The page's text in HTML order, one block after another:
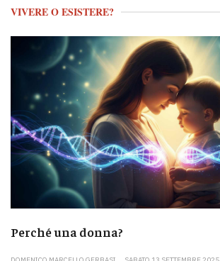
VIVERE O ESISTERE?
Perché una donna?